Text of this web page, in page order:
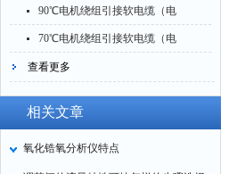
（电线）
90℃电机绕组引接软电缆（电
线）
70℃电机绕组引接软电缆（电
线）
查看更多
相关文章
氧化锆氧分析仪特点